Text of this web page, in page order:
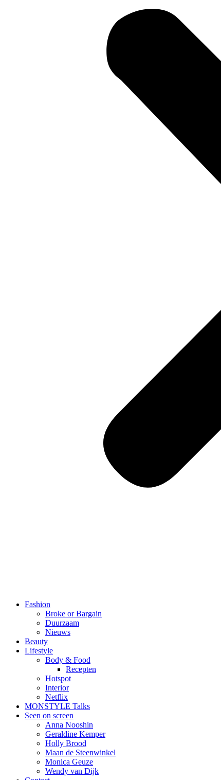
Fashion
Broke or Bargain
Duurzaam
Nieuws
Beauty
Lifestyle
Body & Food
Recepten
Hotspot
Interior
Netflix
MONSTYLE Talks
Seen on screen
Anna Nooshin
Geraldine Kemper
Holly Brood
Maan de Steenwinkel
Monica Geuze
Wendy van Dijk